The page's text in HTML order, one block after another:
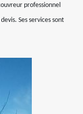
professionnel
Ses services sont